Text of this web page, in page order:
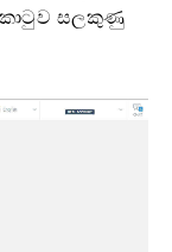
සලකුණු